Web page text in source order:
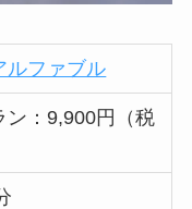
ルファブル
ン：9,900円（税